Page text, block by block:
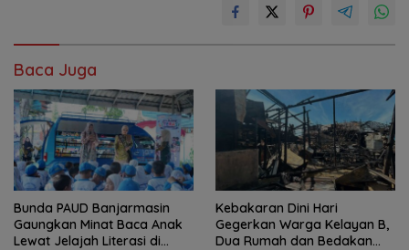
Baca Juga
Bunda PAUD Banjarmasin
Gaungkan Minat Baca Anak
Lewat Jelajah Literasi di
Kebakaran Dini Hari
Gegerkan Warga Kelayan B,
Dua Rumah dan Bedakan